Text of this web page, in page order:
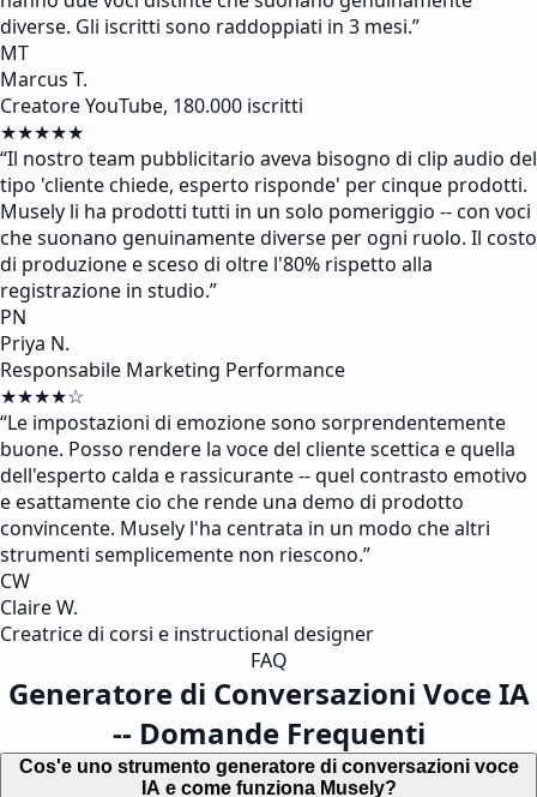
diverse. Gli iscritti sono raddoppiati in 3 mesi.”
MT
Marcus T.
Creatore YouTube, 180.000 iscritti
★★★★★
“Il nostro team pubblicitario aveva bisogno di clip audio del
tipo 'cliente chiede, esperto risponde' per cinque prodotti.
Musely li ha prodotti tutti in un solo pomeriggio -- con voci
che suonano genuinamente diverse per ogni ruolo. Il costo
di produzione e sceso di oltre l'80% rispetto alla
registrazione in studio.”
PN
Priya N.
Responsabile Marketing Performance
★★★★☆
“Le impostazioni di emozione sono sorprendentemente
buone. Posso rendere la voce del cliente scettica e quella
dell'esperto calda e rassicurante -- quel contrasto emotivo
e esattamente cio che rende una demo di prodotto
convincente. Musely l'ha centrata in un modo che altri
strumenti semplicemente non riescono.”
CW
Claire W.
Creatrice di corsi e instructional designer
FAQ
Generatore di Conversazioni Voce IA
-- Domande Frequenti
Cos'e uno strumento generatore di conversazioni voce
IA e come funziona Musely?